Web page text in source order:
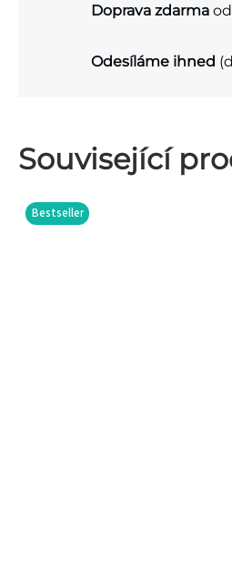
Doprava zdarma
Odesíláme ihned
Související
Bestseller